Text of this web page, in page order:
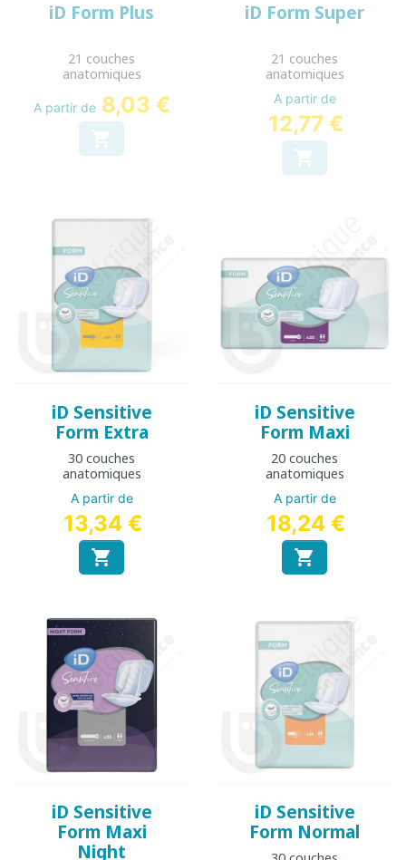
iD Form Plus
21 couches
anatomiques
A partir de 8,03 €

iD Form Super
21 couches
anatomiques
A partir de
12,77 €

iD Sensitive
Form Extra
30 couches
anatomiques
A partir de
13,34 €

iD Sensitive
Form Maxi
20 couches
anatomiques
A partir de
18,24 €

iD Sensitive
Form Maxi
Night
iD Sensitive
Form Normal